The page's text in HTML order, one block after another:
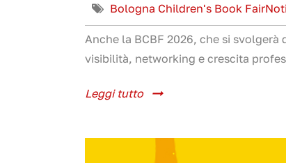
Bologna Children's Book Fair
Anche la BCBF 2026, che si
visibilità, networking e crescita
Leggi tutto